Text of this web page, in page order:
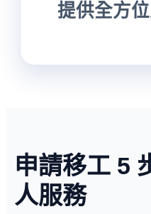
提供全方
申請移工 5
人服務